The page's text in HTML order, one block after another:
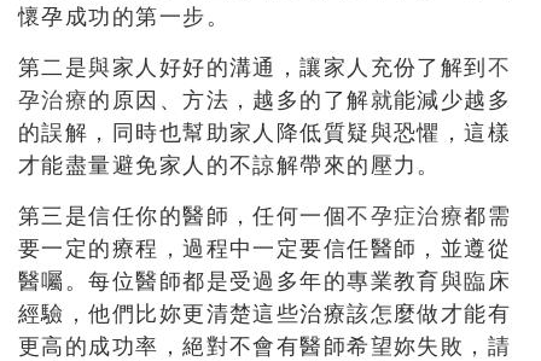
懷孕成功的第一步。
第二是與家人好好的溝通，讓家人充份了解到不
孕治療的原因、方法，越多的了解就能減少越多
的誤解，同時也幫助家人降低質疑與恐懼，這樣
才能盡量避免家人的不諒解帶來的壓力。
第三是信任你的醫師，任何一個不孕症治療都需
要一定的療程，過程中一定要信任醫師，並遵從
醫囑。每位醫師都是受過多年的專業教育與臨床
經驗，他們比妳更清楚這些治療該怎麼做才能有
更高的成功率，絕對不會有醫師希望妳失敗，請